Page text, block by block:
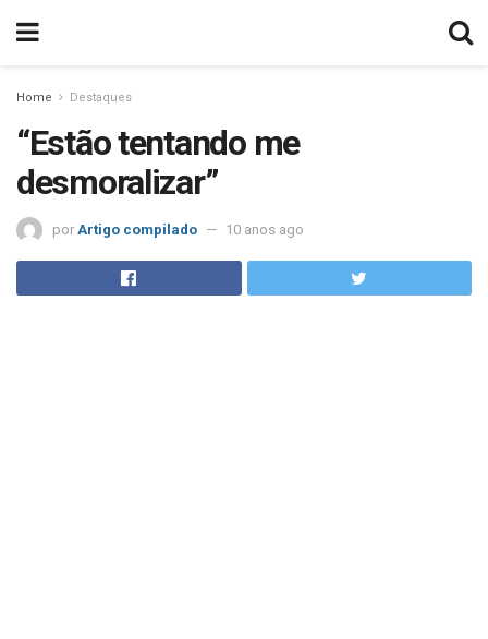
Home Destaques
“Estão tentando me
desmoralizar”
por Artigo compilado 10 anos ago